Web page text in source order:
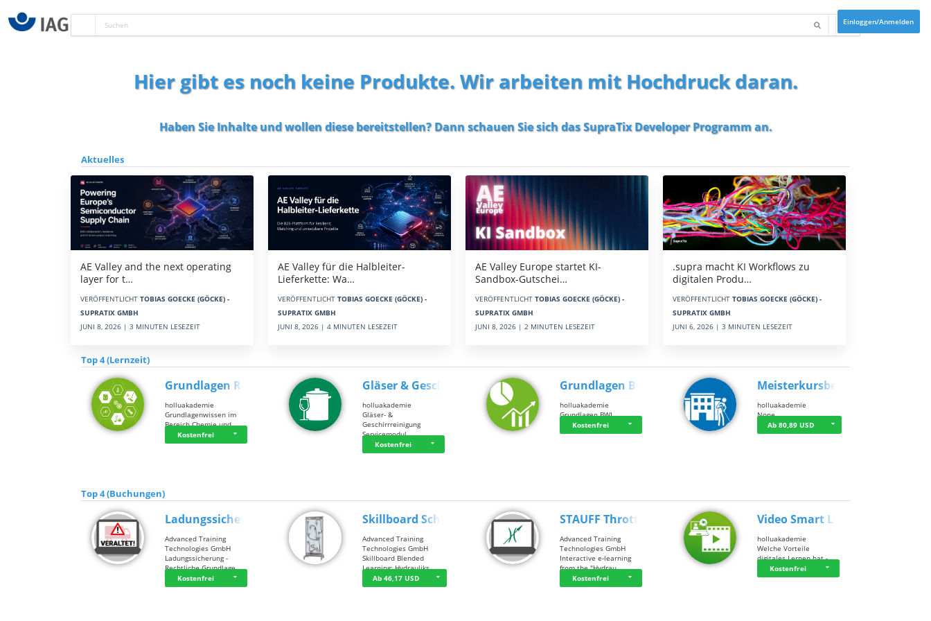
Einloggen/Anmelden
Hier gibt es noch keine Produkte. Wir arbeiten mit Hochdruck daran.
Haben Sie Inhalte und wollen diese bereitstellen? Dann schauen Sie sich dasSupraTix Developer Programman.
Aktuelles
AE Valley and the next operating
layer for t…
VERÖFFENTLICHT TOBIAS GOECKE (GÖCKE) -
SUPRATIX GMBH
JUNI 8, 2026 | 3 MINUTEN LESEZEIT
AE Valley für die Halbleiter-
Lieferkette: Wa…
VERÖFFENTLICHT TOBIAS GOECKE (GÖCKE) -
SUPRATIX GMBH
JUNI 8, 2026 | 4 MINUTEN LESEZEIT
AE Valley Europe startet KI-
Sandbox-Gutschei…
VERÖFFENTLICHT TOBIAS GOECKE (GÖCKE) -
SUPRATIX GMBH
JUNI 8, 2026 | 2 MINUTEN LESEZEIT
.supra macht KI Workflows zu
digitalen Produ…
VERÖFFENTLICHT TOBIAS GOECKE (GÖCKE) -
SUPRATIX GMBH
JUNI 6, 2026 | 3 MINUTEN LESEZEIT
Top 4 (Lernzeit)
Grundlagen Rein…
holluakademie
Grundlagenwissen im
Bereich Chemie und …
Kostenfrei
Gläser & Geschi…
holluakademie
Gläser- &
Geschirrreinigung
Servicemodul
Kostenfrei
Grundlagen BWL
holluakademie
Grundlagen BWL
Kostenfrei
Meisterkursbegl…
holluakademie
None
Ab 80,89 USD
Top 4 (Buchungen)
Ladungssicherung
Advanced Training
Technologies GmbH
Ladungssicherung -
Rechtliche Grundlage…
Kostenfrei
Skillboard Schl…
Advanced Training
Technologies GmbH
Skillboard Blended
Learning: Hydrauliks…
Ab 46,17 USD
STAUFF Throttle…
Advanced Training
Technologies GmbH
Interactive e-learning
from the "Hydrau…
Kostenfrei
Video Smart Lea…
holluakademie
Welche Vorteile
digitales Lernen hat - …
Kostenfrei